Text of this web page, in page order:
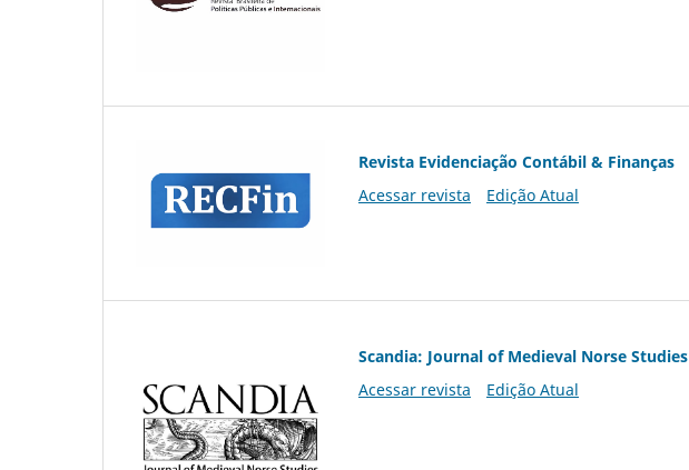
Revista Evidenciação Contábil & Finanças
Acessar revista
Edição Atual
Scandia: Journal of Medieval Norse Studies
Acessar revista
Edição Atual